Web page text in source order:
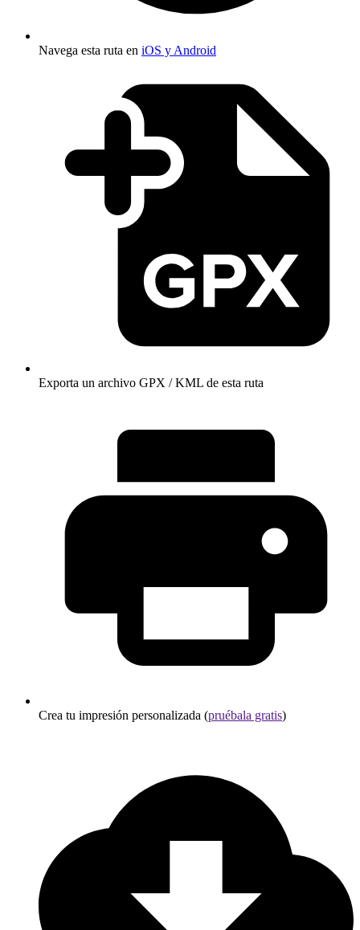
Navega esta ruta en iOS y Android
Exporta un archivo GPX / KML de esta ruta
Crea tu impresión personalizada (pruébala gratis)